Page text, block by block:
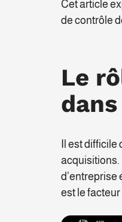
Cet article
de contrôle
Le
Il est
acquisitions.
d’entreprise
est le